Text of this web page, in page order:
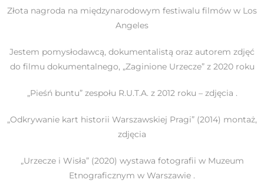
Złota nagroda na międzynarodowym festiwalu filmów w Los
Angeles
Jestem pomysłodawcą, dokumentalistą oraz autorem zdjęć
do filmu dokumentalnego, „Zaginione Urzecze” z 2020 roku
„Pieśń buntu” zespołu R.U.T.A. z 2012 roku – zdjęcia .
„Odkrywanie kart historii Warszawskiej Pragi” (2014) montaż,
zdjęcia
„Urzecze i Wisła” (2020) wystawa fotografii w Muzeum
Etnograficznym w Warszawie .